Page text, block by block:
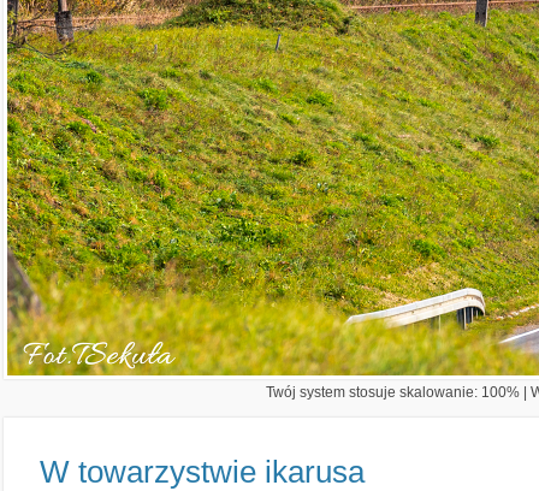
Twój system stosuje skalowanie: 100% |
W towarzystwie ikarusa